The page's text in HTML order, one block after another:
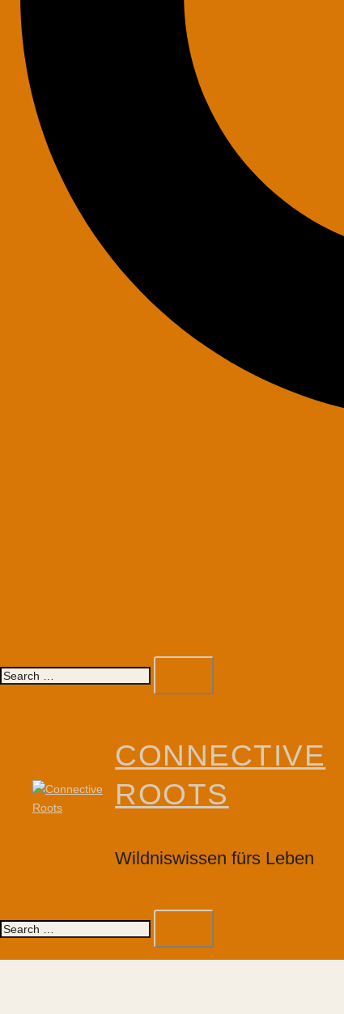
Search…
CONNECTIVE
ROOTS
Wildniswissen fürs Leben
menu
Search…